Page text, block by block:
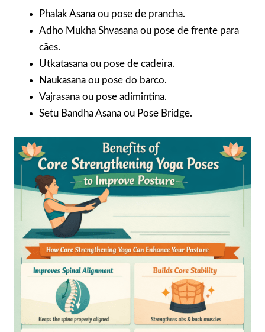
Phalak Asana ou pose de prancha.
Adho Mukha Shvasana ou pose de frente para
cães.
Utkatasana ou pose de cadeira.
Naukasana ou pose do barco.
Vajrasana ou pose adimintina.
Setu Bandha Asana ou Pose Bridge.